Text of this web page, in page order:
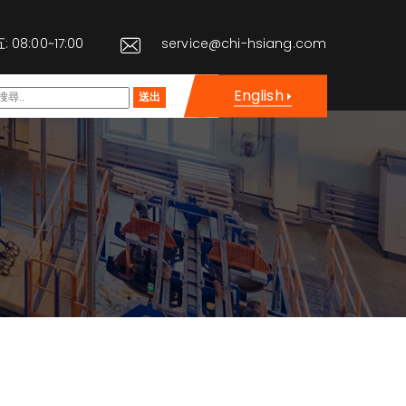
: 08:00~17:00 service@chi-hsiang.com
送出 English